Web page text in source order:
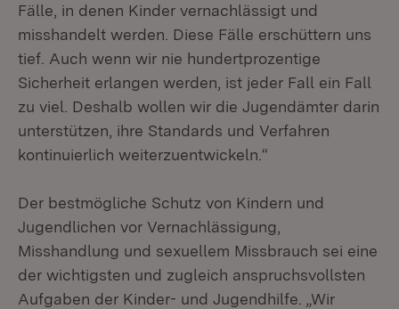
Fälle, in denen Kinder vernachlässigt und
misshandelt werden. Diese Fälle erschüttern uns
tief. Auch wenn wir nie hundertprozentige
Sicherheit erlangen werden, ist jeder Fall ein Fall
zu viel. Deshalb wollen wir die Jugendämter darin
unterstützen, ihre Standards und Verfahren
kontinuierlich weiterzuentwickeln.“
Der bestmögliche Schutz von Kindern und
Jugendlichen vor Vernachlässigung,
Misshandlung und sexuellem Missbrauch sei eine
der wichtigsten und zugleich anspruchsvollsten
Aufgaben der Kinder- und Jugendhilfe. „Wir